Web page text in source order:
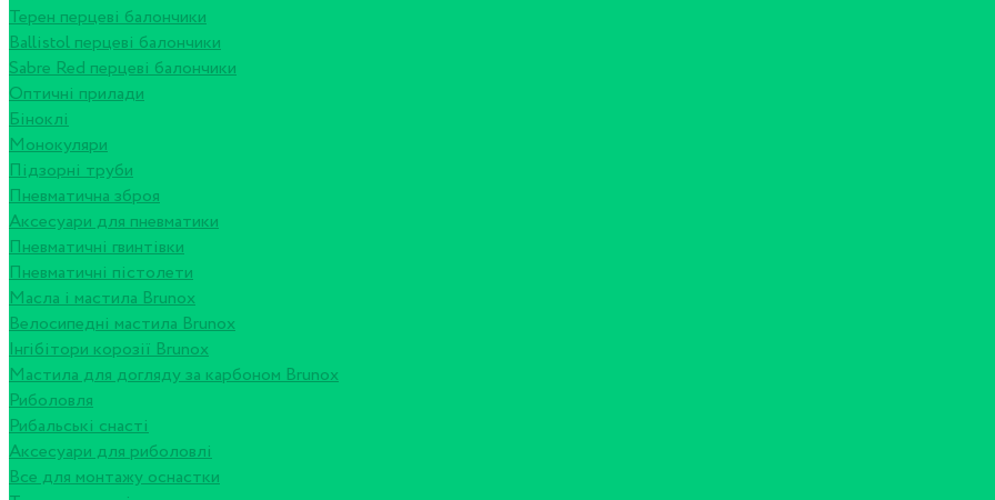
Терен перцеві балончики
Ballistol перцеві балончики
Sabre Red перцеві балончики
Оптичні прилади
Біноклі
Монокуляри
Підзорні труби
Пневматична зброя
Аксесуари для пневматики
Пневматичні гвинтівки
Пневматичні пістолети
Масла і мастила Brunox
Велосипедні мастила Brunox
Інгібітори корозії Brunox
Мастила для догляду за карбоном Brunox
Риболовля
Рибальські снасті
Аксесуари для риболовлі
Все для монтажу оснастки